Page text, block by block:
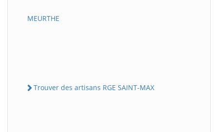
MEURTHE
Trouver des artisans RGE SAINT-MAX